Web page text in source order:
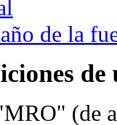
de la
de
(de